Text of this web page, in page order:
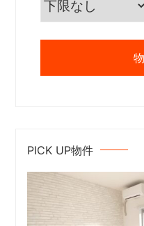
PICK UP物件